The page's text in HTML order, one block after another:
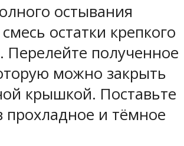
остывания
остатки крепкого
Перелейте полученное
можно закрыть
крышкой. Поставьте
прохладное и тёмное